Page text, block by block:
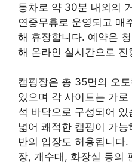
동차로 약 30분 내외의
연중무휴로 운영되고 매
해 휴장합니다. 예약은
해 온라인 실시간으로 진
캠핑장은 총 35면의 오
있으며 각 사이트는 가
석 바닥으로 구성되어
넓어 쾌적한 캠핑이 가
반의 입장도 허용됩니다
장, 개수대, 화장실 등의